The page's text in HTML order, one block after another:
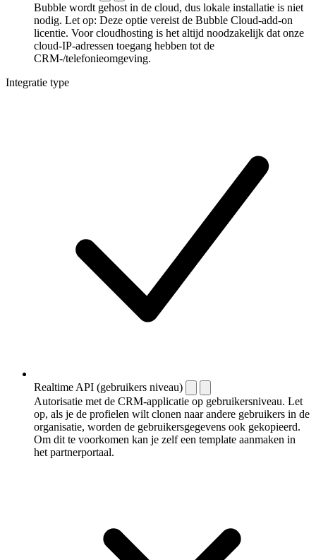
Bubble wordt gehost in de cloud, dus lokale installatie is niet
nodig. Let op: Deze optie vereist de Bubble Cloud-add-on
licentie. Voor cloudhosting is het altijd noodzakelijk dat onze
cloud-IP-adressen toegang hebben tot de
CRM-/telefonieomgeving.
Integratie type
Realtime API (gebruikers niveau)
Autorisatie met de CRM-applicatie op gebruikersniveau. Let
op, als je de profielen wilt clonen naar andere gebruikers in de
organisatie, worden de gebruikersgegevens ook gekopieerd.
Om dit te voorkomen kan je zelf een template aanmaken in
het partnerportaal.